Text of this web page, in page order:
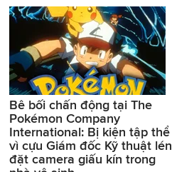
Bê bối chấn động tại The
Pokémon Company
International: Bị kiện tập thể
vì cựu Giám đốc Kỹ thuật lén
đặt camera giấu kín trong